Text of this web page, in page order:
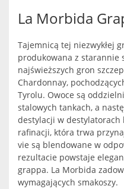
La Morbida
Tajemnicą tej niezwykłej
produkowana z starannie
najświeższych gron
Chardonnay,
Tyrolu. Owoce są
stalowych tankach, a
destylacji w
rafinacji, która trwa
vie są blendowane w
rezultacie powstaje
grappa. La Morbida
wymagających smakoszy.